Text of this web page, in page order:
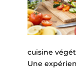
cuisine
Une